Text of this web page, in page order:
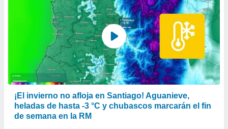
¡El invierno no afloja en Santiago! Aguanieve,
heladas de hasta -3 °C y chubascos marcarán el fin
de semana en la RM